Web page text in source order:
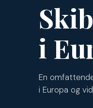
i
En
i Europa og